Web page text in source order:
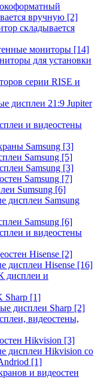
вручную [2]
складывается
мониторы [14]
для установки
серии RISE и
дисплеи 21:9 Jupiter
и видеостены
Samsung [3]
Samsung [5]
Samsung [3]
Samsung [7]
Sumsung [6]
дисплеи Samsung
Samsung [6]
и видеостены
Hisense [2]
дисплеи Hisense [16]
дисплеи и
Sharp [1]
дисплеи Sharp [2]
видеостены,
Hikvision [3]
дисплеи Hikvision со
[1]
и видеостен